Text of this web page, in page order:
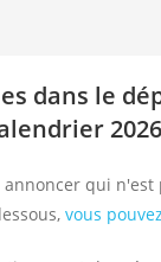
dans le
2026
annoncer qui n'est
vous